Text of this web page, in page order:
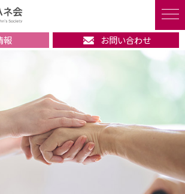
報 お問い合わせ